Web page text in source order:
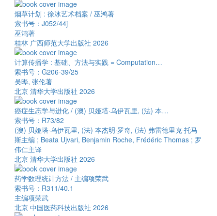
烟草计划 : 徐冰艺术档案 / 巫鸿著
索书号：J052/44j
巫鸿著
桂林 广西师范大学出版社 2026
计算传播学 : 基础、方法与实践 = Computation…
索书号：G206-39/25
吴晔, 张伦著
北京 清华大学出版社 2026
癌症生态学与进化 / (澳) 贝娅塔·乌伊瓦里, (法) 本…
索书号：R73/82
(澳) 贝娅塔·乌伊瓦里, (法) 本杰明·罗奇, (法) 弗雷德里克·托马
斯主编 ; Beata Ujvari, Benjamin Roche, Frédéric Thomas ; 罗
伟仁主译
北京 清华大学出版社 2026
药学数理统计方法 / 主编项荣武
索书号：R311/40.1
主编项荣武
北京 中国医药科技出版社 2026